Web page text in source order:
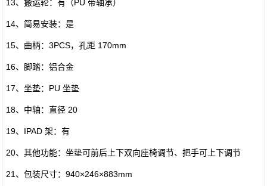
13、搬运轮：有（PU 带轴承）
14、简易安装：是
15、曲柄：3PCS，孔距 170mm
16、脚踏：铝合金
17、坐垫：PU 坐垫
18、中轴：直径 20
19、IPAD 架：有
20、其他功能：坐垫可前后上下双向座椅调节、把手可上下调节
21、包装尺寸：940×246×883mm